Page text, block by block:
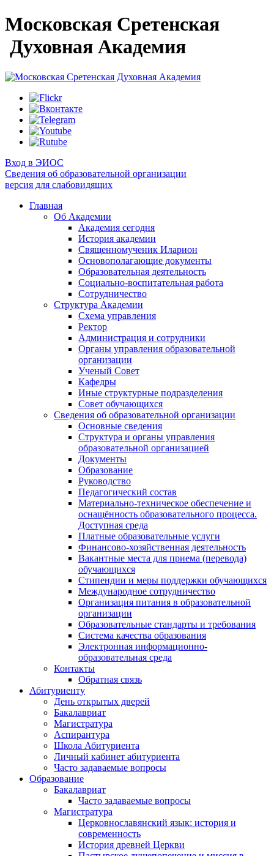
Московская Сретенская
Духовная Академия
Вход в ЭИОС
Сведения об образовательной организации
версия для слабовидящих
Главная
Об Академии
Академия сегодня
История академии
Священномученик Иларион
Основополагающие документы
Образовательная деятельность
Социально-воспитательная работа
Сотрудничество
Структура Академии
Схема управления
Ректор
Администрация и сотрудники
Органы управления образовательной
организации
Ученый Совет
Кафедры
Иные структурные подразделения
Совет обучающихся
Сведения об образовательной организации
Основные сведения
Структура и органы управления
образовательной организацией
Документы
Образование
Руководство
Педагогический состав
Материально-техническое обеспечение и
оснащённость образовательного процесса.
Доступная среда
Платные образовательные услуги
Финансово-хозяйственная деятельность
Вакантные места для приема (перевода)
обучающихся
Стипендии и меры поддержки обучающихся
Международное сотрудничество
Организация питания в образовательной
организации
Образовательные стандарты и требования
Система качества образования
Электронная информационно-
образовательная среда
Контакты
Обратная связь
Абитуриенту
День открытых дверей
Бакалавриат
Магистратура
Аспирантура
Школа Абитуриента
Личный кабинет абитуриента
Часто задаваемые вопросы
Образование
Бакалавриат
Часто задаваемые вопросы
Магистратура
Церковнославянский язык: история и
современность
История древней Церкви